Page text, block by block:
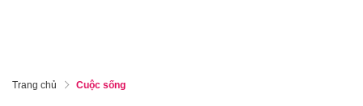
Trang chủ Cuộc sống